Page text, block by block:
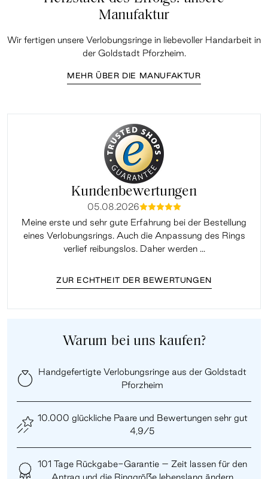
Manufaktur
Wir fertigen unsere Verlobungsringe in liebevoller Handarbeit in
der Goldstadt Pforzheim.
MEHR ÜBER DIE MANUFAKTUR
Kundenbewertungen
05.08.2026mmmmm
Meine erste und sehr gute Erfahrung bei der Bestellung
eines Verlobungsrings. Auch die Anpassung des Rings
verlief reibungslos. Daher werden ...
ZUR ECHTHEIT DER BEWERTUNGEN
Warum bei uns kaufen?
Handgefertigte Verlobungsringe aus der Goldstadt
Pforzheim
10.000 glückliche Paare und Bewertungen sehr gut
4,9/5
101 Tage Rückgabe-Garantie – Zeit lassen für den
Antrag und die Ringgröße lebenslang ändern